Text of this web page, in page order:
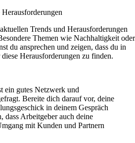
Trends und Herausforderungen
Themen wie Nachhaltigkeit oder
du ansprechen und zeigen, dass du in
Herausforderungen zu finden.
ein gutes Netzwerk und
Bereite dich darauf vor, deine
in deinem Gespräch
dass Arbeitgeber auch deine
mit Kunden und Partnern